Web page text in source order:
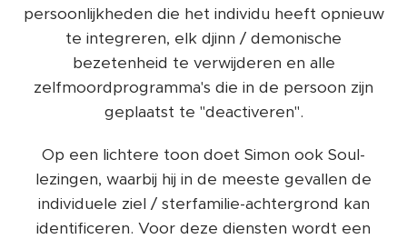
persoonlijkheden die het individu heeft opnieuw
te integreren, elk djinn / demonische
bezetenheid te verwijderen en alle
zelfmoordprogramma's die in de persoon zijn
geplaatst te "deactiveren".
Op een lichtere toon doet Simon ook Soul-
lezingen, waarbij hij in de meeste gevallen de
individuele ziel / sterfamilie-achtergrond kan
identificeren. Voor deze diensten wordt een